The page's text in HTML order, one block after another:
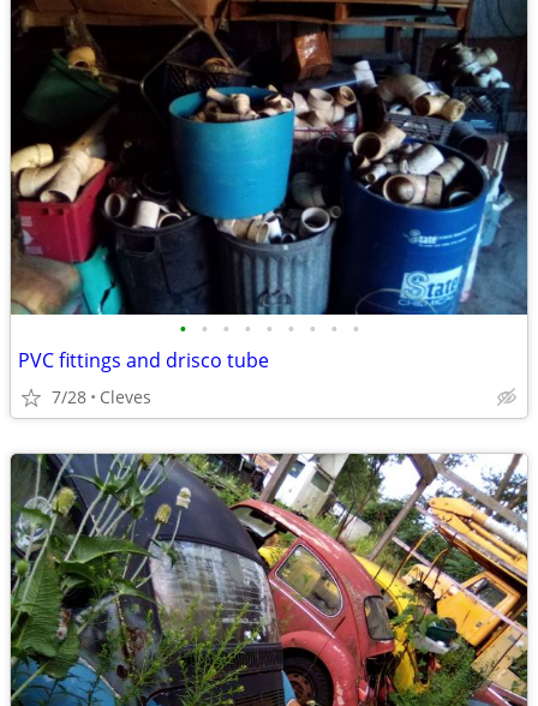
• • • • • • • • •
PVC fittings and drisco tube
7/28 Cleves